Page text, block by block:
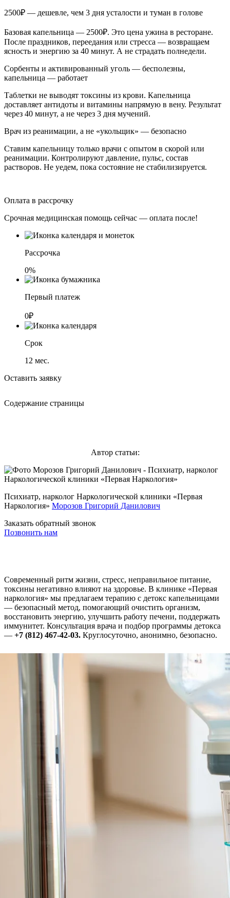
2500₽ — дешевле, чем 3 дня усталости и туман в голове
Базовая капельница — 2500₽. Это цена ужина в ресторане.
После праздников, переедания или стресса — возвращаем
ясность и энергию за 40 минут. А не страдать полнедели.
Сорбенты и активированный уголь — бесполезны,
капельница — работает
Таблетки не выводят токсины из крови. Капельница
доставляет антидоты и витамины напрямую в вену. Результат
через 40 минут, а не через 3 дня мучений.
Врач из реанимации, а не «укольщик» — безопасно
Ставим капельницу только врачи с опытом в скорой или
реанимации. Контролируют давление, пульс, состав
растворов. Не уедем, пока состояние не стабилизируется.
Оплата в рассрочку
Срочная медицинская помощь сейчас — оплата после!
Рассрочка
0%
Первый платеж
0₽
Срок
12 мес.
Оставить заявку
Содержание страницы
Автор статьи:
Психиатр, нарколог Наркологической клиники «Первая
Наркология» Морозов Григорий Данилович
Заказать обратный звонок
Позвонить нам
Современный ритм жизни, стресс, неправильное питание,
токсины негативно влияют на здоровье. В клинике «Первая
наркология» мы предлагаем терапию с детокс капельницами
— безопасный метод, помогающий очистить организм,
восстановить энергию, улучшить работу печени, поддержать
иммунитет. Консультация врача и подбор программы детокса
— +7 (812) 467-42-03. Круглосуточно, анонимно, безопасно.